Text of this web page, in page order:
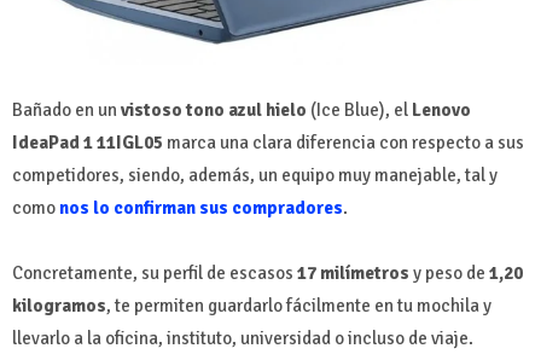
Bañado en un vistoso tono azul hielo (Ice Blue), el Lenovo
IdeaPad 1 11IGL05 marca una clara diferencia con respecto a sus
competidores, siendo, además, un equipo muy manejable, tal y
como nos lo confirman sus compradores.
Concretamente, su perfil de escasos 17 milímetros y peso de 1,20
kilogramos, te permiten guardarlo fácilmente en tu mochila y
llevarlo a la oficina, instituto, universidad o incluso de viaje.